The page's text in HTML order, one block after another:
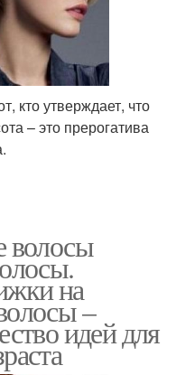
кто утверждает, что
– это прерогатива
волосы
на
–
идей для